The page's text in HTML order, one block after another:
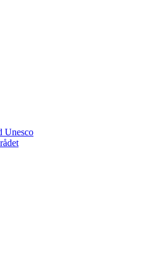
Unesco